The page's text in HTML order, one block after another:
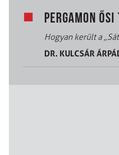
PERGAMON
Hogyan került a
DR. KULCSÁR